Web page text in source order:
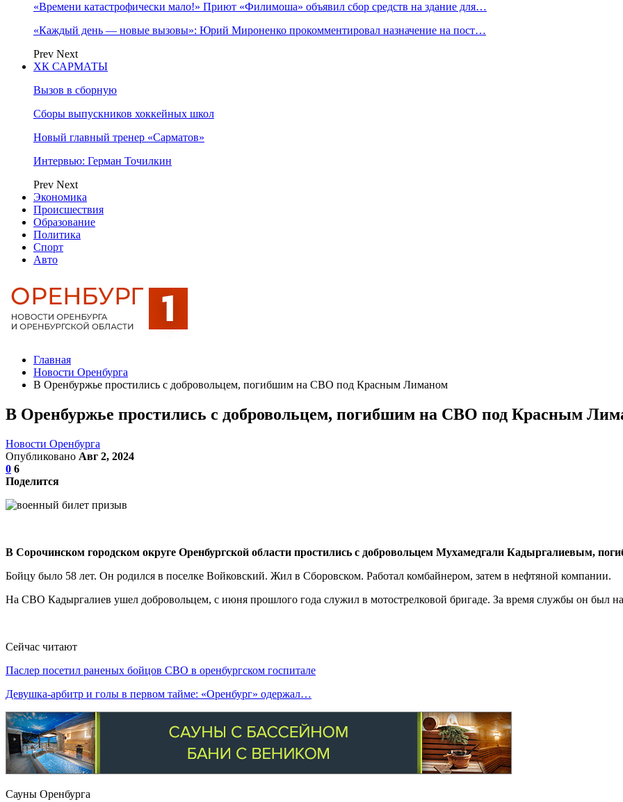
«Времени катастрофически мало!» Приют «Филимоша» объявил сбор средств на здание для…
«Каждый день — новые вызовы»: Юрий Мироненко прокомментировал назначение на пост…
Prev Next
ХК САРМАТЫ
Вызов в сборную
Сборы выпускников хоккейных школ
Новый главный тренер «Сарматов»
Интервью: Герман Точилкин
Prev Next
Экономика
Происшествия
Образование
Политика
Спорт
Авто
Главная
Новости Оренбурга
В Оренбуржье простились с добровольцем, погибшим на СВО под Красным Лиманом
В Оренбуржье простились с добровольцем, погибшим на СВО под Красным
Новости Оренбурга
Опубликовано Авг 2, 2024
0 6
Поделится
В Сорочинском городском округе Оренбургской области простились с добровольцем Мухамедгали Кадыргалиевым,
Бойцу было 58 лет. Он родился в поселке Войковский. Жил в Сборовском. Работал комбайнером, затем в нефтяной компании.
На СВО Кадыргалиев ушел добровольцем, с июня прошлого года служил в мотострелковой бригаде. За время службы он был
Сейчас читают
Паслер посетил раненых бойцов СВО в оренбургском госпитале
Девушка-арбитр и голы в первом тайме: «Оренбург» одержал…
Сауны Оренбурга